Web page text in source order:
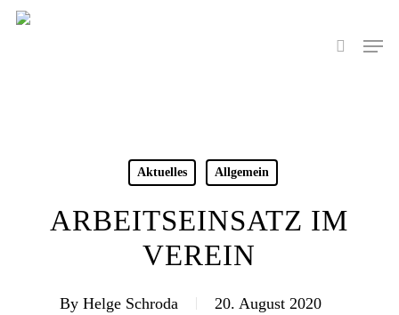
Skip
search
Menu
Aktuelles Allgemein
ARBEITSEINSATZ IM
VEREIN
By Helge Schroda 20. August 2020